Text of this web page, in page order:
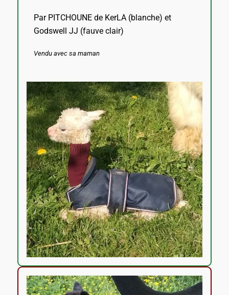
Par PITCHOUNE de KerLA (blanche) et
Godswell JJ (fauve clair)
Vendu avec sa maman